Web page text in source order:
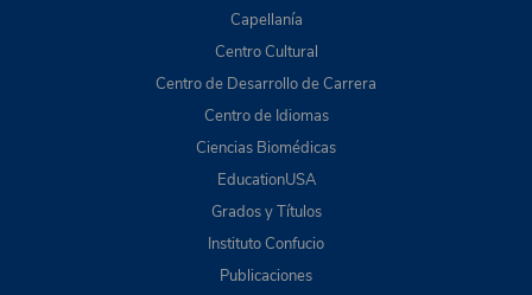
Capellanía
Centro Cultural
Centro de Desarrollo de Carrera
Centro de Idiomas
Ciencias Biomédicas
EducationUSA
Grados y Títulos
Instituto Confucio
Publicaciones